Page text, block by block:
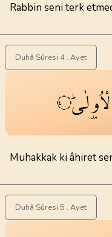
Rabbin seni terk
Duhâ Sûresi 4 . Ayet
٤
Muhakkak ki âhiret
Duhâ Sûresi 5 . Ayet